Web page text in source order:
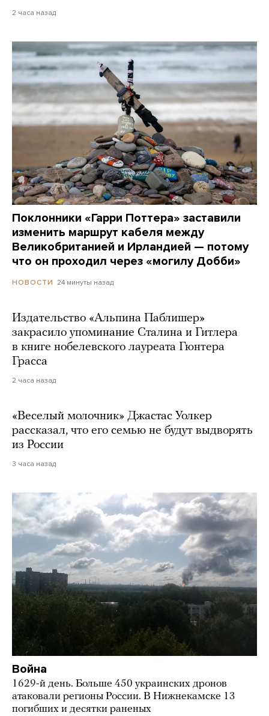
2 часа назад
Поклонники «Гарри Поттера» заставили
изменить маршрут кабеля между
Великобританией и Ирландией — потому
что он проходил через «могилу Добби»
НОВОСТИ 24 минуты назад
Издательство «Альпина Паблишер»
закрасило упоминание Сталина и Гитлера
в книге нобелевского лауреата Гюнтера
Грасса
2 часа назад
«Веселый молочник» Джастас Уолкер
рассказал, что его семью не будут выдворять
из России
3 часа назад
Война
1629-й день. Больше 450 украинских дронов
атаковали регионы России. В Нижнекамске 13
погибших и десятки раненых